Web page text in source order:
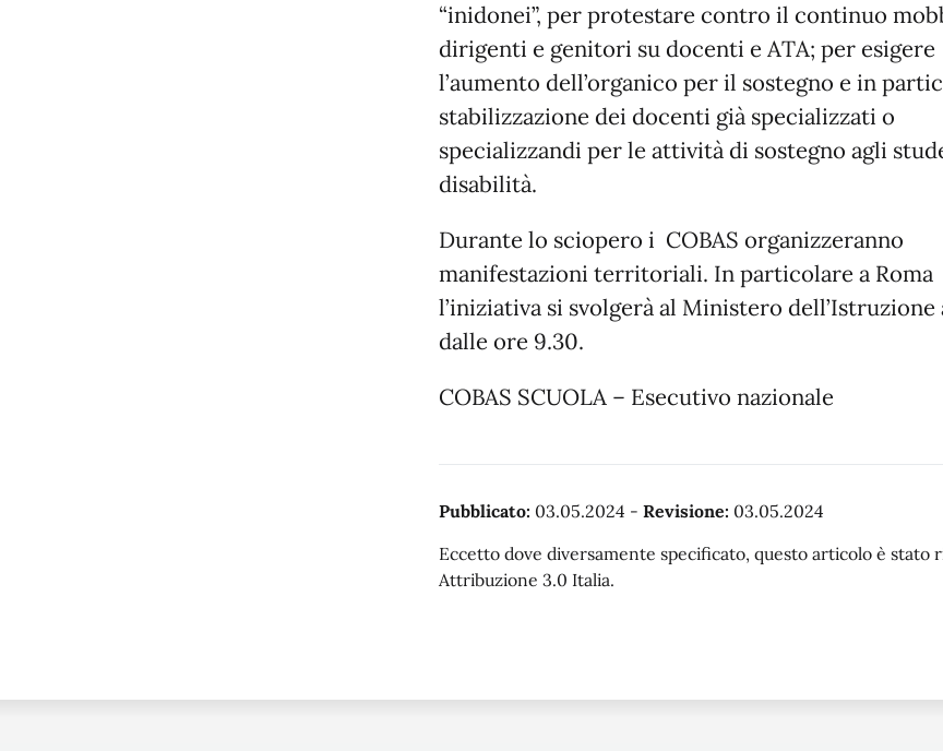
“inidonei”, per protestare contro il continuo
dirigenti e genitori su docenti e ATA; per esigere
l’aumento dell’organico per il sostegno e in
stabilizzazione dei docenti già specializzati o
specializzandi per le attività di sostegno agli
disabilità.
Durante lo sciopero i COBAS organizzeranno
manifestazioni territoriali. In particolare a Roma
l’iniziativa si svolgerà al Ministero
dalle ore 9.30.
COBAS SCUOLA – Esecutivo nazionale
Pubblicato: 03.05.2024 - Revisione: 03.05.2024
Eccetto dove diversamente specificato, questo articolo è stato
Attribuzione 3.0 Italia.